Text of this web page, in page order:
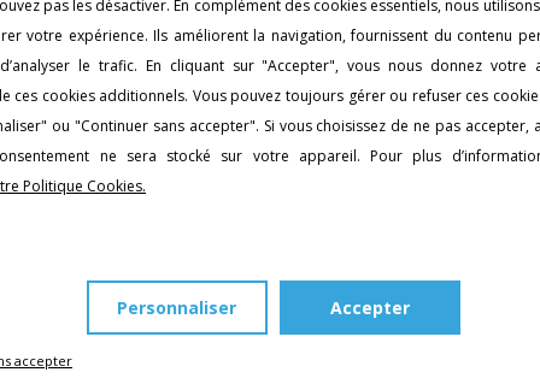
du défunt est accueilli par le conseiller funéraire et
les conseillers funéraires restent à proximité des
Les pompes funèbres vous certifient également
tout en suivant un déroulement et un planning bien
funéraire, rapatriement, sépulture, entretien de pierres
funéraire compétitive ne savent pas qui contacter. En
vous recevez jusqu’à 3 devis de pompes funèbres
à Saint-Hilaire-le-Châtel. La totalité des devis sont
des funérailles.
pas les désactiver. En complément des cookies essentiels, nous
votre expérience. Ils améliorent la navigation, fournissent du contenu
le trafic. En cliquant sur "Accepter", vous nous donnez votre
ces cookies additionnels. Vous pouvez toujours gérer ou refuser ces
ou "Continuer sans accepter". Si vous choisissez de ne pas accepter,
ne sera stocké sur votre appareil. Pour plus
Politique Cookies.
accepter
Personnaliser Accepter